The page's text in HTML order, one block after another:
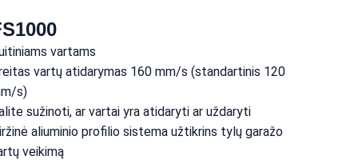
vartams
vartų atidarymas 160 mm/s (standartinis 120
s)
sužinoti, ar vartai yra atidaryti ar uždaryti
aliuminio profilio sistema užtikrins tylų garažo
veikimą